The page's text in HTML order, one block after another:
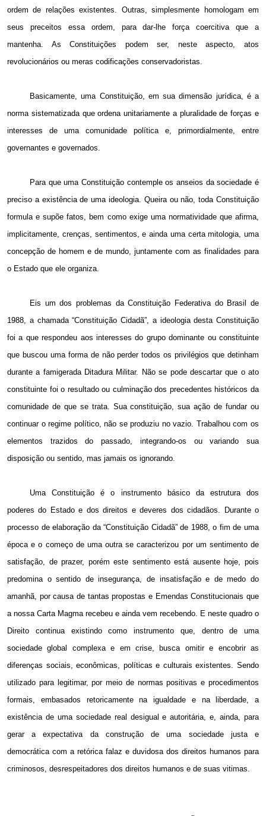
ordem de relações existentes. Outras, simplesmente homologam em
seus preceitos essa ordem, para dar-lhe força coercitiva que a
mantenha. As Constituições podem ser, neste aspecto, atos
revolucionários ou meras codificações conservadoristas.
Basicamente, uma Constituição, em sua dimensão jurídica, é a
norma sistematizada que ordena unitariamente a pluralidade de forças e
interesses de uma comunidade política e, primordialmente, entre
governantes e governados.
Para que uma Constituição contemple os anseios da sociedade é
preciso a existência de uma ideologia. Queira ou não, toda Constituição
formula e supõe fatos, bem como exige uma normatividade que afirma,
implicitamente, crenças, sentimentos, e ainda uma certa mitologia, uma
concepção de homem e de mundo, juntamente com as finalidades para
o Estado que ele organiza.
Eis um dos problemas da Constituição Federativa do Brasil de
1988, achamada “Constituição Cidadã”, a ideologia desta Constituição
foi a que respondeu aos interesses do grupo dominante ou constituinte
que buscou uma forma de não perder todos os privilégios que detinham
durante a famigerada Ditadura Militar. Não se pode descartar que o ato
constituinte foi o resultado ou culminação dos precedentes históricos da
comunidade de que se trata. Sua constituição, sua ação de fundar ou
continuar o regime político, não se produziu no vazio. Trabalhou com os
elementos trazidos do passado, integrando-os ou variando sua
disposição ou sentido, mas jamais os ignorando.
Uma Constituição é o instrumento básico da estrutura dos
poderes do Estado e dos direitos e deveres dos cidadãos. Durante o
processo de elaboração da “Constituição Cidadã” de 1988, o fim de uma
época e o começo de uma outra se caracterizou por um sentimento de
satisfação, de prazer, porém este sentimento está ausente hoje, pois
predomina o sentido de insegurança, de insatisfação e de medo do
amanhã, por causa de tantas propostas e Emendas Constitucionais que
a nossa Carta Magma recebeu e ainda vem recebendo. E neste quadro o
Direito continua existindo como instrumento que, dentro de uma
sociedade global complexa e em crise, busca omitir e encobrir as
diferenças sociais, econômicas, políticas e culturais existentes. Sendo
utilizado para legitimar, por meio de normas positivas e procedimentos
formais, embasados retoricamente na igualdade e na liberdade, a
existência de uma sociedade real desigual e autoritária, e, ainda, para
gerar a expectativa da construção de uma sociedade justa e
democrática com a retórica falaz e duvidosa dos direitos humanos para
criminosos, desrespeitadores dos direitos humanos e de suas vitimas.